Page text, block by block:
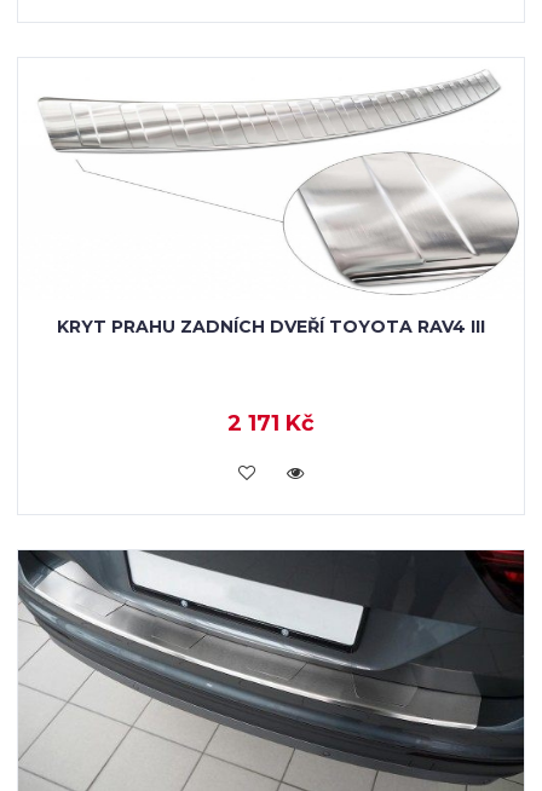
KRYT PRAHU ZADNÍCH DVEŘÍ TOYOTA RAV4 III
2 171 Kč
KOUPIT